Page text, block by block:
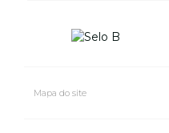
Mapa do site